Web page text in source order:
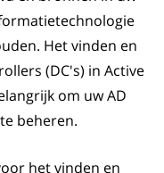
Het vinden en
(DC's) in Active
om uw AD
beheren.
het vinden en